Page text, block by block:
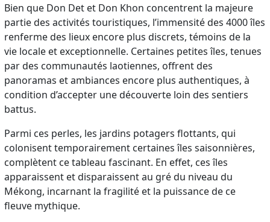
Bien que Don Det et Don Khon concentrent la majeure
partie des activités touristiques, l’immensité des 4000 îles
renferme des lieux encore plus discrets, témoins de la
vie locale et exceptionnelle. Certaines petites îles, tenues
par des communautés laotiennes, offrent des
panoramas et ambiances encore plus authentiques, à
condition d’accepter une découverte loin des sentiers
battus.
Parmi ces perles, les jardins potagers flottants, qui
colonisent temporairement certaines îles saisonnières,
complètent ce tableau fascinant. En effet, ces îles
apparaissent et disparaissent au gré du niveau du
Mékong, incarnant la fragilité et la puissance de ce
fleuve mythique.